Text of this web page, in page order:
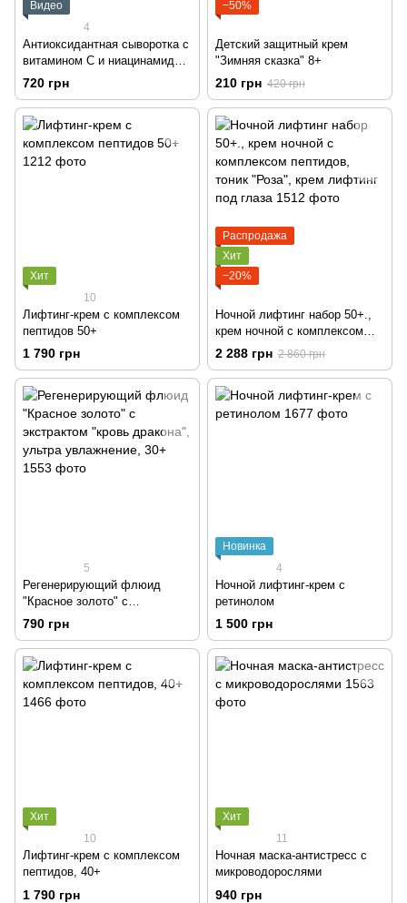
Видео
4
Антиоксидантная сыворотка с
витамином С и ниацинамидом
25+
720 грн
−50%
Детский защитный крем
"Зимняя сказка" 8+
210 грн 420 грн
Хит
10
Лифтинг-крем с комплексом
пептидов 50+
1 790 грн
Распродажа
Хит
−20%
Ночной лифтинг набор 50+.,
крем ночной с комплексом
пептидов, тоник "Роза", крем
лифтинг под глаза
2 288 грн 2 860 грн
5
Регенерирующий флюид
"Красное золото" с
экстрактом "кровь дракона",
ультра увлажнение, 30+
790 грн
Новинка
4
Ночной лифтинг-крем с
ретинолом
1 500 грн
Хит
10
Лифтинг-крем с комплексом
пептидов, 40+
1 790 грн
Хит
11
Ночная маска-антистресс с
микроводорослями
940 грн